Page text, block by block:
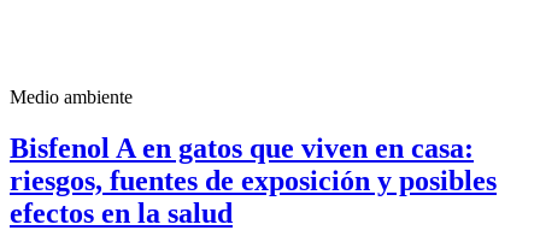
Medio ambiente
Bisfenol A en gatos que viven en casa:
riesgos, fuentes de exposición y posibles
efectos en la salud